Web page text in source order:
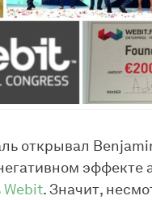
открывал
эффекте
Webit. Значит,